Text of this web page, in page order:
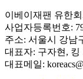
이베이재팬 유한
사업자등록번호:
주소: 서울시 강남
대표자: 구자현,
대표메일: